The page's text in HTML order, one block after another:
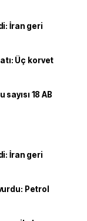
İran geri
Üç korvet
18 AB
İran geri
Petrol